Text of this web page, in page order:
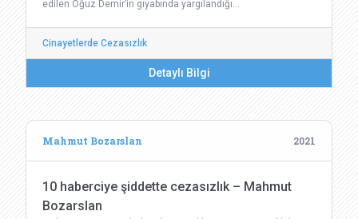
edilen Oğuz Demir’in gıyabında yargılandığı…
Cinayetlerde Cezasızlık
Detaylı Bilgi
Mahmut Bozarslan 2021
10 haberciye şiddette cezasızlık – Mahmut
Bozarslan